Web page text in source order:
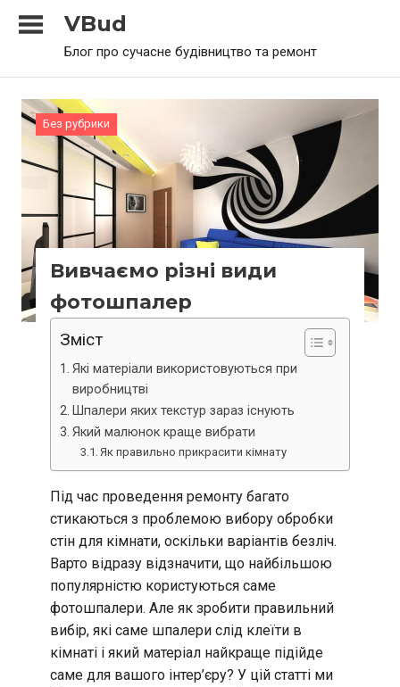
VBud
Блог про сучасне будівництво та ремонт
Без рубрики
Вивчаємо різні види
фотошпалер
Зміст
Які матеріали використовуються при
виробництві
Шпалери яких текстур зараз існують
Який малюнок краще вибрати
Як правильно прикрасити кімнату
Під час проведення ремонту багато
стикаються з проблемою вибору обробки
стін для кімнати, оскільки варіантів безліч.
Варто відразу відзначити, що найбільшою
популярністю користуються саме
фотошпалери. Але як зробити правильний
вибір, які саме шпалери слід клеїти в
кімнаті і який матеріал найкраще підійде
саме для вашого інтер’єру? У цій статті ми